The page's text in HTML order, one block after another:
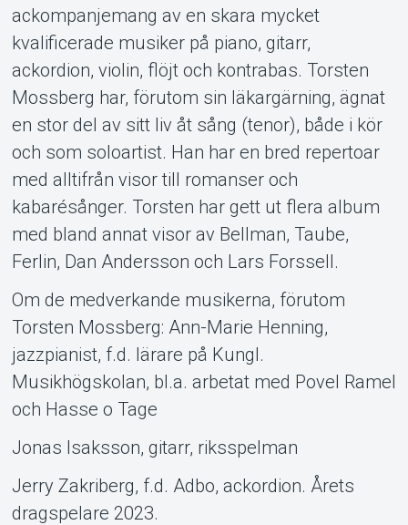
Om Tickster
ackompanjemang av en skara mycket
kvalificerade musiker på piano, gitarr,
ackordion, violin, flöjt och kontrabas. Torsten
Mossberg har, förutom sin läkargärning, ägnat
en stor del av sitt liv åt sång (tenor), både i kör
och som soloartist. Han har en bred repertoar
med alltifrån visor till romanser och
kabarésånger. Torsten har gett ut flera album
med bland annat visor av Bellman, Taube,
Ferlin, Dan Andersson och Lars Forssell.
Om de medverkande musikerna, förutom
Torsten Mossberg: Ann-Marie Henning,
jazzpianist, f.d. lärare på Kungl.
Musikhögskolan, bl.a. arbetat med Povel Ramel
och Hasse o Tage
Jonas Isaksson, gitarr, riksspelman
Jerry Zakriberg, f.d. Adbo, ackordion. Årets
dragspelare 2023.